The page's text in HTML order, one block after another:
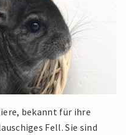
bekannt für ihre
Fell. Sie sind